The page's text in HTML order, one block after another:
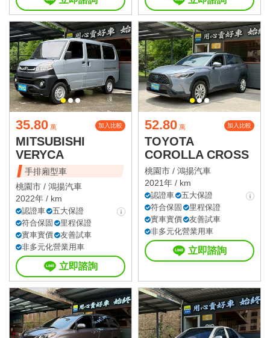
35.80 萬 加入比較
MITSUBISHI
VERYCA
手排廂型車
桃園市 / 鴻揚汽車
2022年 / km
認證車
五大保證
符合保固
里程保證
實車實價
友善試車
非多元化營業用車
立即諮詢
52.80 萬 加入比較
TOYOTA
COROLLA CROSS
桃園市 / 鴻揚汽車
2021年 / km
認證車
五大保證
符合保固
里程保證
實車實價
友善試車
非多元化營業用車
立即諮詢